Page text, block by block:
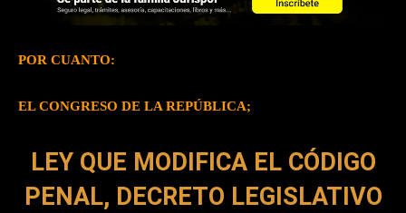
POR CUANTO:
EL CONGRESO DE LA REPÚBLICA;
LEY QUE MODIFICA EL CÓDIGO
PENAL, DECRETO LEGISLATIVO